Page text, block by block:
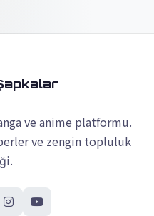
ve anime platformu.
ve zengin topluluk